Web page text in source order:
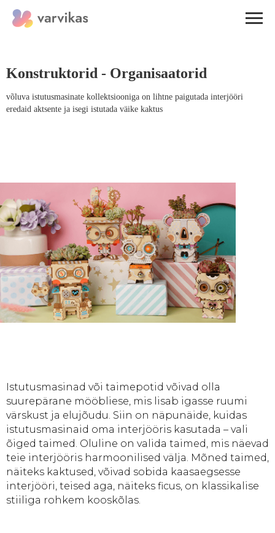
Konstruktorid - Organisaatorid
võluva istutusmasinate kollektsiooniga on lihtne paigutada interjööri
eredaid aktsente ja isegi istutada väike kaktus
Istutusmasinad või taimepotid võivad olla
suurepärane mööbliese, mis lisab igasse ruumi
värskust ja elujõudu. Siin on näpunäide, kuidas
istutusmasinaid oma interjööris kasutada – vali
õiged taimed. Oluline on valida taimed, mis näevad
teie interjööris harmoonilised välja. Mõned taimed,
näiteks kaktused, võivad sobida kaasaegsesse
interjööri, teised aga, näiteks ficus, on klassikalise
stiiliga rohkem kooskõlas.